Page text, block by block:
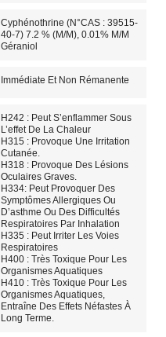
Cyphénothrine (N°CAS : 39515-
40-7) 7.2 % (m/m), 0.01% M/m
Géraniol
Immédiate Et Non Rémanente
H242 : Peut S’enflammer Sous
L’effet De La Chaleur
H315 : Provoque Une Irritation
Cutanée.
H318 : Provoque Des Lésions
Oculaires Graves.
H334: Peut Provoquer Des
Symptômes Allergiques Ou
D’asthme Ou Des Difficultés
Respiratoires Par Inhalation
H335 : Peut Irriter Les Voies
Respiratoires
H400 : Très Toxique Pour Les
Organismes Aquatiques
H410 : Très Toxique Pour Les
Organismes Aquatiques,
Entraîne Des Effets Néfastes À
Long Terme.